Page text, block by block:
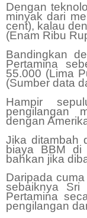
Dengan
minyak dari
cent), kalau
(Enam Ribu
Bandingkan
Pertamina
55.000 (Lima
(Sumber data
Hampir
pengilangan
dengan
Jika ditambah
biaya BBM di
bahkan jika
Daripada
sebaiknya Sri
Pertamina
pengilangan